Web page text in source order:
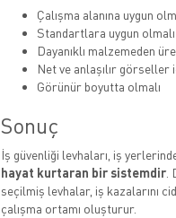
Çalışma alanına uygun
Standartlara uygun olmalı
Dayanıklı malzemeden
Net ve anlaşılır görseller
Görünür boyutta olmalı
Sonuç
İş güvenliği levhaları, iş
hayat kurtaran bir sistemdir.
seçilmiş levhalar, iş kazalarını
çalışma ortamı oluşturur.